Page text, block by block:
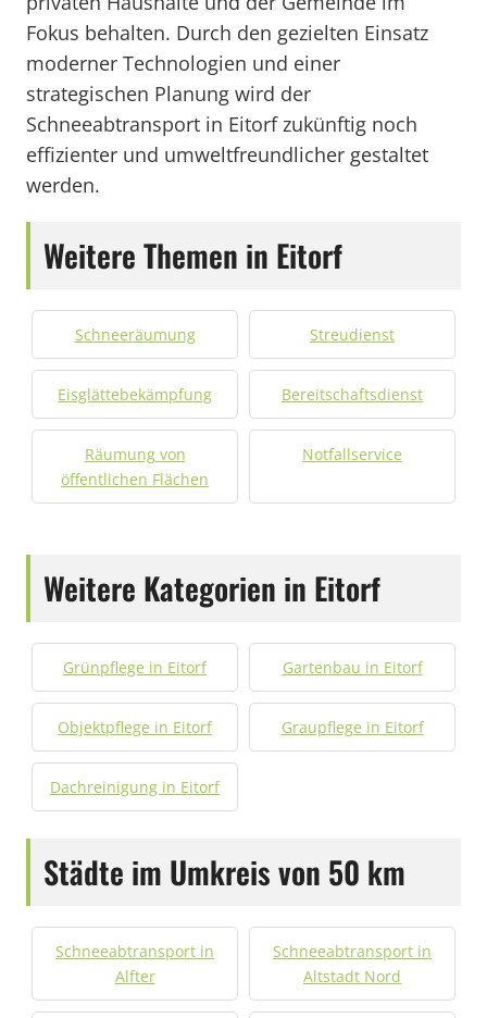
Fokus behalten. Durch den gezielten Einsatz
moderner Technologien und einer
strategischen Planung wird der
Schneeabtransport in Eitorf zukünftig noch
effizienter und umweltfreundlicher gestaltet
werden.
Weitere Themen in Eitorf
Schneeräumung Streudienst
Eisglättebekämpfung Bereitschaftsdienst
Räumung von
öffentlichen Flächen
Notfallservice
Weitere Kategorien in Eitorf
Grünpflege in Eitorf Gartenbau in Eitorf
Objektpflege in Eitorf Graupflege in Eitorf
Dachreinigung in Eitorf
Städte im Umkreis von 50 km
Schneeabtransport in
Alfter
Schneeabtransport in
Altstadt Nord